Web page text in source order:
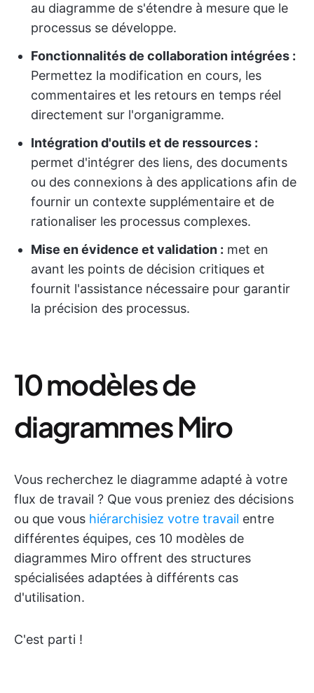
au diagramme de s'étendre à mesure que le
processus se développe.
Fonctionnalités de collaboration intégrées :
Permettez la modification en cours, les
commentaires et les retours en temps réel
directement sur l'organigramme.
Intégration d'outils et de ressources :
permet d'intégrer des liens, des documents
ou des connexions à des applications afin de
fournir un contexte supplémentaire et de
rationaliser les processus complexes.
Mise en évidence et validation : met en
avant les points de décision critiques et
fournit l'assistance nécessaire pour garantir
la précision des processus.
10 modèles de
diagrammes Miro
Vous recherchez le diagramme adapté à votre
flux de travail ? Que vous preniez des décisions
ou que vous hiérarchisiez votre travail entre
différentes équipes, ces 10 modèles de
diagrammes Miro offrent des structures
spécialisées adaptées à différents cas
d'utilisation.
C'est parti !